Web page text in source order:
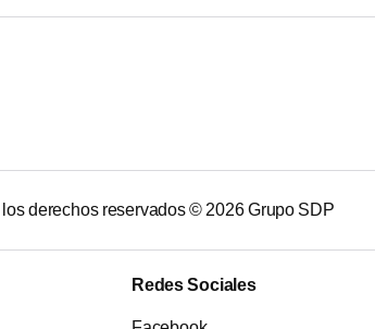
los derechos reservados © 2026Grupo SDP
Redes Sociales